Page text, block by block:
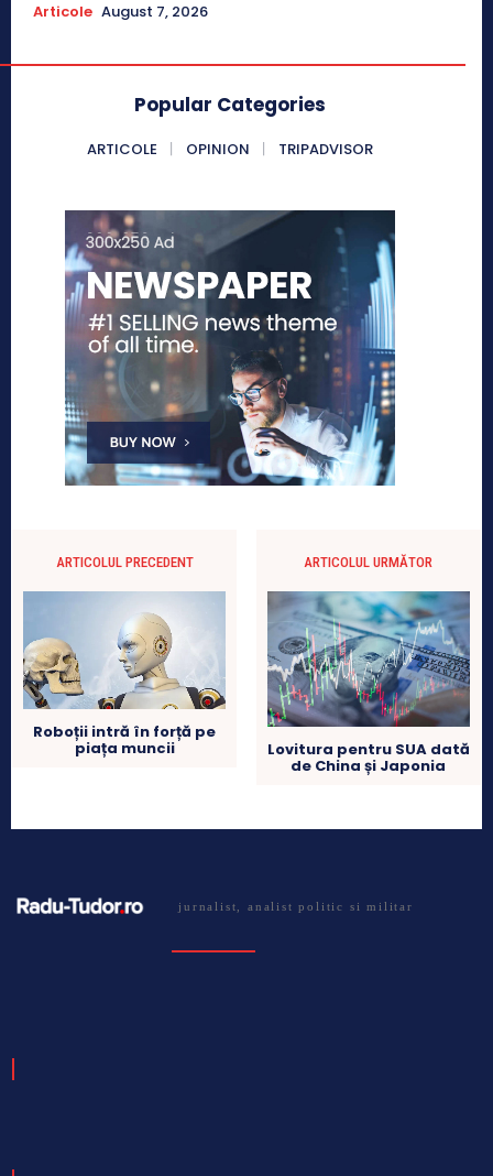
Articole August 7, 2026
Popular Categories
ARTICOLE OPINION TRIPADVISOR
ARTICOLUL PRECEDENT
Roboții intră în forță pe
piața muncii
ARTICOLUL URMĂTOR
Lovitura pentru SUA dată
de China și Japonia
jurnalist, analist politic si militar